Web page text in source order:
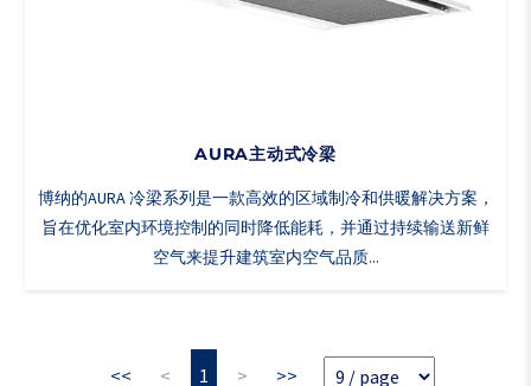
AURA主动式冷梁
博纳的AURA 冷梁系列是一款高效的区域制冷和供暖解决方案，
旨在优化室内环境控制的同时降低能耗，并通过持续输送新鲜
空气来提升建筑室内空气品质...
<< < 1 > >>